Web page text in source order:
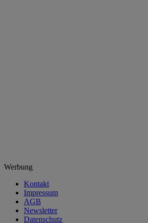
Werbung
Kontakt
Impressum
AGB
Newsletter
Datenschutz